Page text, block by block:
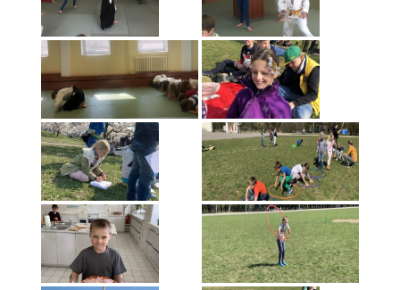
Aido narių kelionė į Japoniją 2018 04